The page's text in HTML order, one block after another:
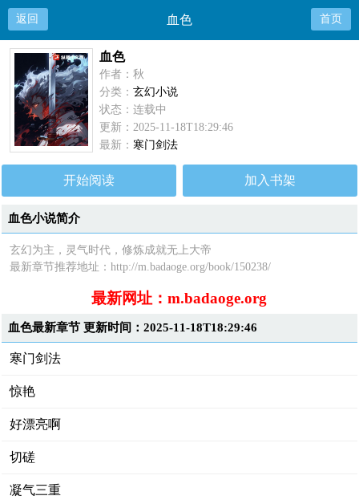
返回 血色 首页
血色
作者：秋
分类：玄幻小说
状态：连载中
更新：2025-11-18T18:29:46
最新：寒门剑法
开始阅读 加入书架
血色小说简介
玄幻为主，灵气时代，修炼成就无上大帝
最新章节推荐地址：http://m.badaoge.org/book/150238/
最新网址：m.badaoge.org
血色最新章节 更新时间：2025-11-18T18:29:46
寒门剑法
惊艳
好漂亮啊
切磋
凝气三重